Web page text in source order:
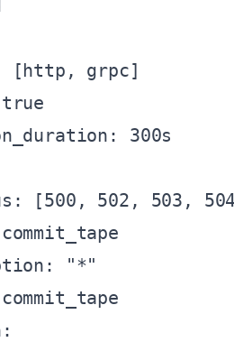
[http, grpc]
300s
[500, 502, 503,
"*"